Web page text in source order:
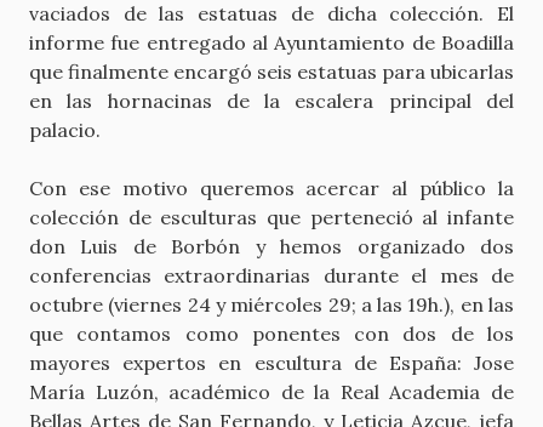
vaciados de las estatuas de dicha colección. El
informe fue entregado al Ayuntamiento de Boadilla
que finalmente encargó seis estatuas para ubicarlas
en las hornacinas de la escalera principal del
palacio.
Con ese motivo queremos acercar al público la
colección de esculturas que perteneció al infante
don Luis de Borbón y hemos organizado dos
conferencias extraordinarias durante el mes de
octubre (viernes 24 y miércoles 29; a las 19h.), en las
que contamos como ponentes con dos de los
mayores expertos en escultura de España: Jose
María Luzón, académico de la Real Academia de
Bellas Artes de San Fernando, y Leticia Azcue, jefa